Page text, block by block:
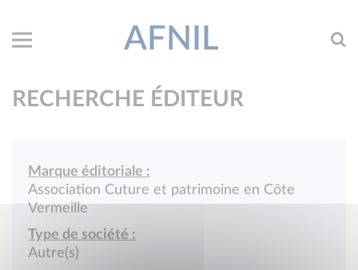
AFNIL
RECHERCHE ÉDITEUR
Marque éditoriale :
Association Cuture et patrimoine en Côte
Vermeille
Type de société :
Autre(s)